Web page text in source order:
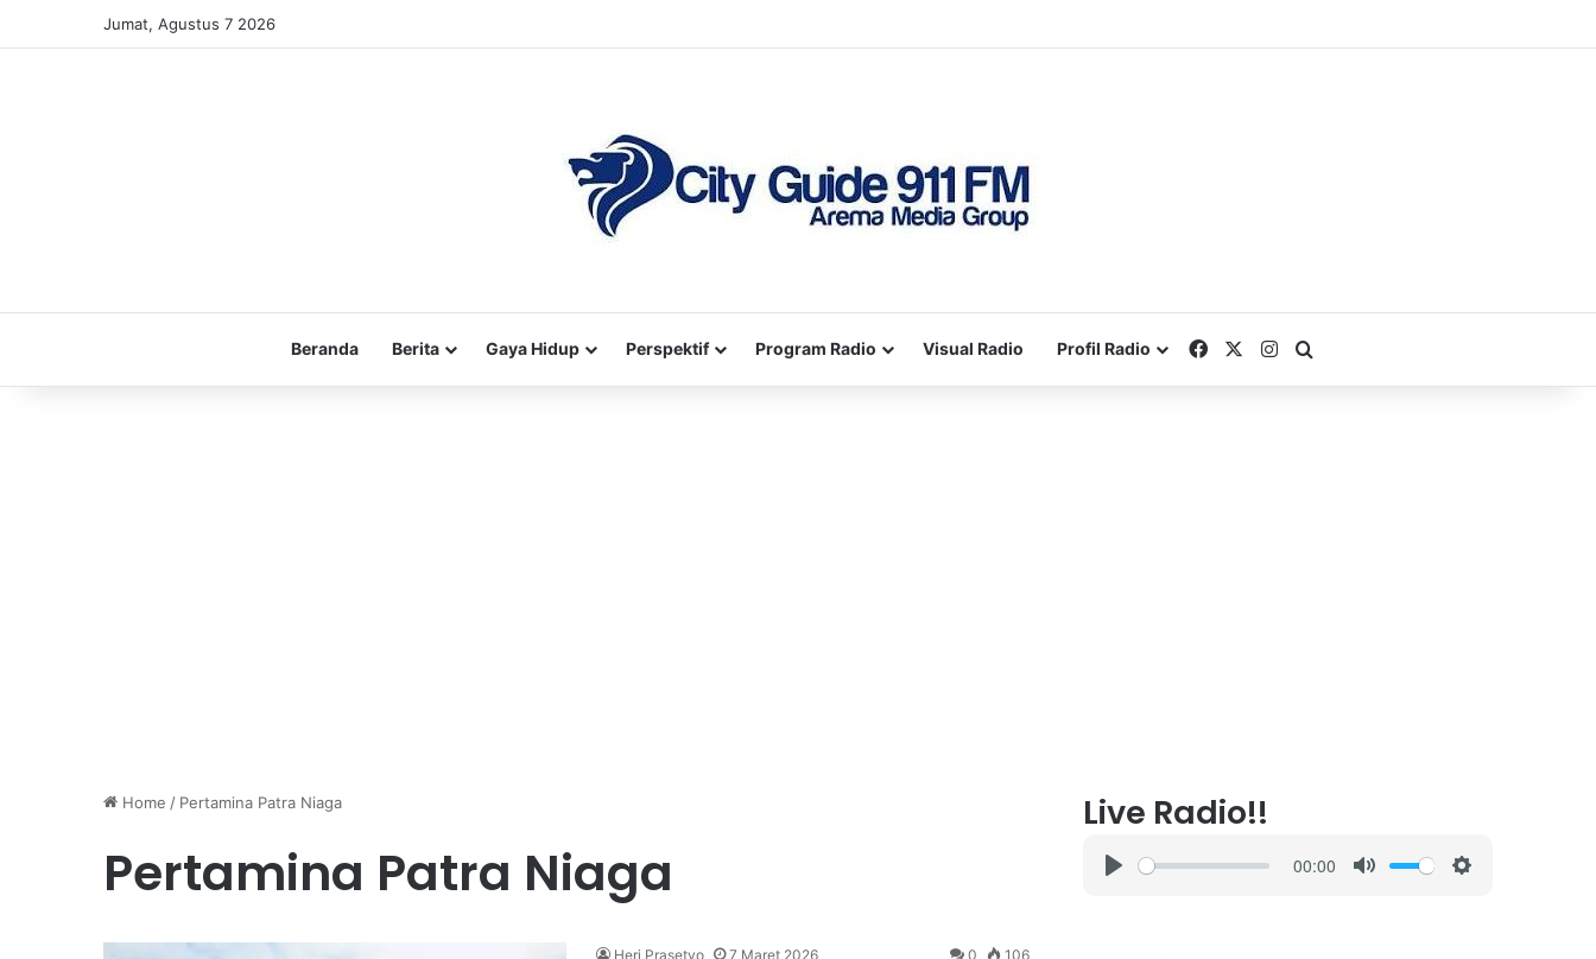
Jumat, Agustus 7 2026
Beranda Berita Gaya Hidup Perspektif Program Radio Visual Radio Profil Radio FacebookInstagram
Home / Pertamina Patra Niaga
Pertamina Patra Niaga
Heri Prasetyo 7 Maret 2026 0 106
Live Radio!!
00:00